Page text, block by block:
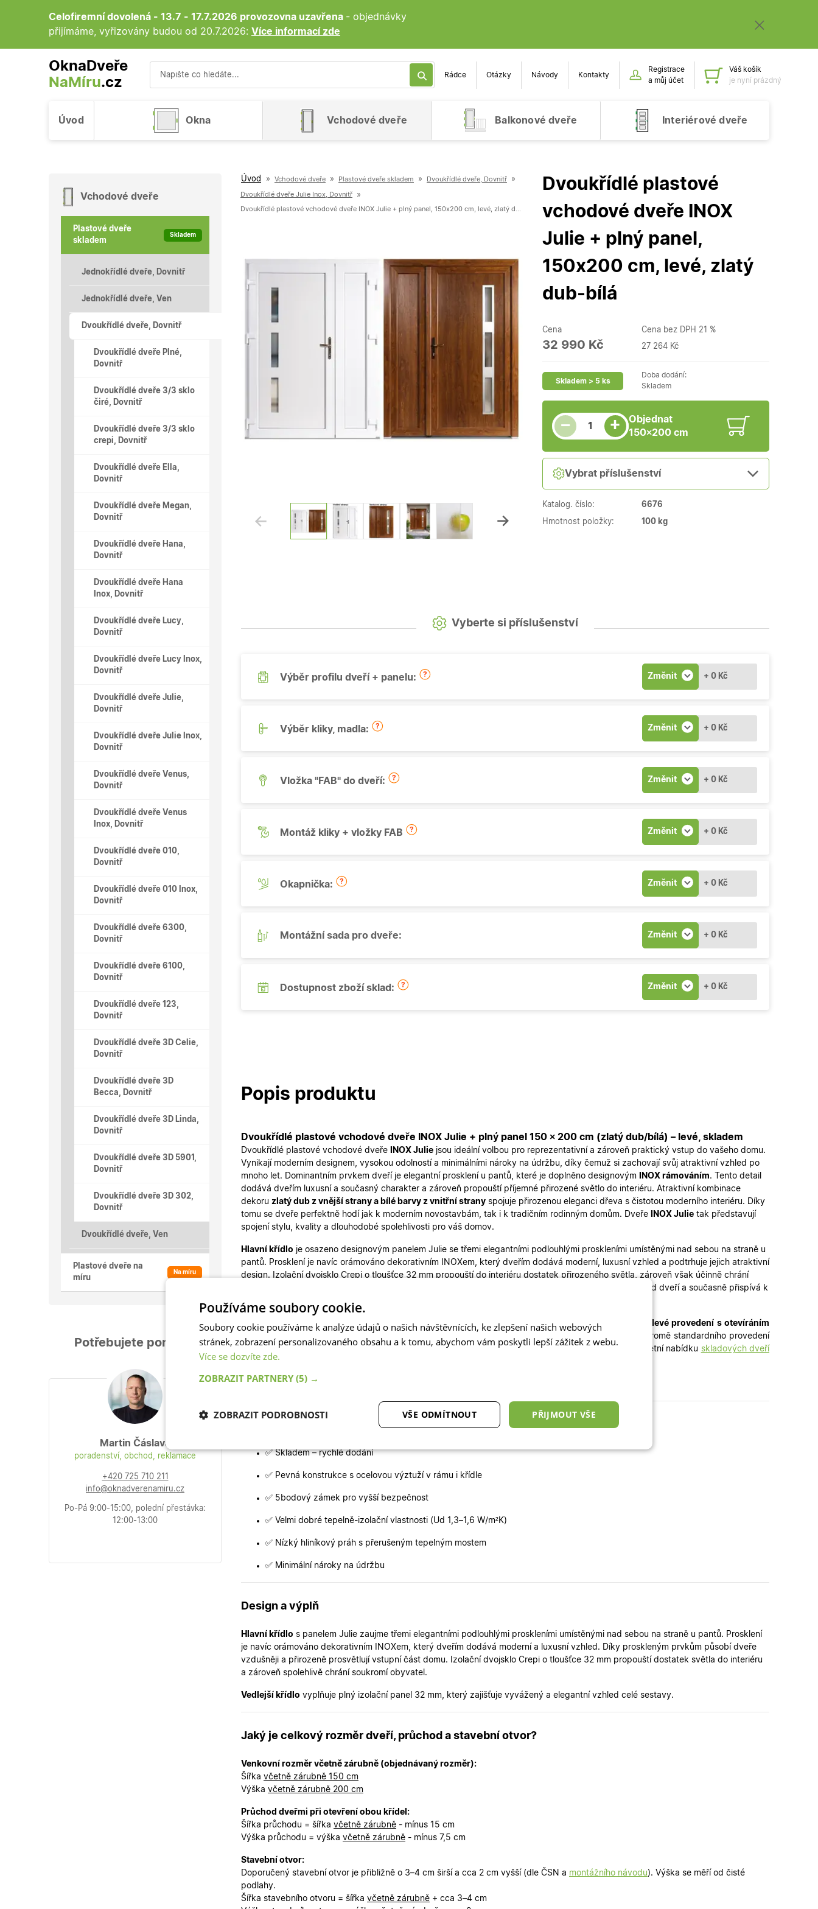
Celofiremní dovolená - 13.7 - 17.7.2026 provozovna uzavřena - objednávky
přijímáme, vyřizovány budou od 20.7.2026: Více informací zde
OknaDveře
NaMíru.cz
Rádce Otázky Návody Kontakty
Registrace
a můj účet
Obsah
Váš košík
je nyní prázdný
Úvod Okna Vchodové dveře Balkonové dveře Interiérové dveře
Úvod » Vchodové dveře » Plastové dveře skladem » Dvoukřídlé dveře, Dovnitř »
Dvoukřídlé dveře Julie Inox, Dovnitř »
Dvoukřídlé plastové
vchodové dveře INOX
Julie + plný panel,
150x200 cm, levé, zlatý
dub-bílá
Cena
32 990 Kč
Cena bez DPH 21 %
27 264 Kč
Skladem > 5 ks
Doba dodání:
Skladem
−
Snížit množství
Počet kusů +
Zvýšit množství
Objednat
150×200 cm
Vybrat příslušenství
Katalog. číslo: 6676
Hmotnost položky: 100 kg
Vyberte si příslušenství
Výběr profilu dveří + panelu: Změnit + 0 Kč
Výběr kliky, madla: Změnit + 0 Kč
Vložka "FAB" do dveří: Změnit + 0 Kč
Montáž kliky + vložky FAB Změnit + 0 Kč
Okapnička: Změnit + 0 Kč
Montážní sada pro dveře: Změnit + 0 Kč
Dostupnost zboží sklad: Změnit + 0 Kč
Popis produktu
Dvoukřídlé plastové vchodové dveře INOX Julie + plný panel 150 × 200 cm (zlatý dub/bílá) – levé, skladem
Dvoukřídlé plastové vchodové dveře INOX Julie jsou ideální volbou pro reprezentativní a zároveň praktický vstup do vašeho domu.
Vynikají moderním designem, vysokou odolností a minimálními nároky na údržbu, díky čemuž si zachovají svůj atraktivní vzhled po
mnoho let. Dominantním prvkem dveří je elegantní prosklení u pantů, které je doplněno designovým
INOX rámováním. Tento detail
dodává dveřím luxusní a současný charakter a zároveň propouští příjemné přirozené světlo do interiéru. Atraktivní kombinace
dekoru zlatý dub z vnější strany a bílé barvy z vnitřní strany spojuje přirozenou eleganci dřeva s čistotou moderního interiéru. Díky
tomu se dveře perfektně hodí jak k moderním novostavbám, tak i k tradičním rodinným domům. Dveře
INOX Julie tak představují
spojení stylu, kvality a dlouhodobé spolehlivosti pro váš domov.
Hlavní křídlo je osazeno designovým panelem Julie se třemi elegantními podlouhlými proskleními umístěnými nad sebou na straně u
pantů. Prosklení je navíc orámováno dekorativním INOXem, který dveřím dodává moderní, luxusní vzhled a podtrhuje jejich atraktivní
design. Izolační dvojsklo Crepi o tloušťce 32 mm propouští do interiéru dostatek přirozeného světla, zároveň však účinně chrání
s plnou výplní celek vizuálně vyvažuje, podtrhuje čistý a elegantní vzhled dveří a současně přispívá k
jejich výborným tepelněizolačním vlastnostem.
Rozměr dveří je 150x200 cm (včetně zárubně)s dělením křídel 100 0 mm + 500 mm . Jedná se o
levé provedení s otevíráním
dovnitř
. Díky skladové dostupnosti jsou dveře připraveny k rychlému dodání bez dlouhého čekání. Kromě standardního provedení
nabízíme skladem také variantu bílá-bílá, další rozměry
dvoukřídlých dveří i – kompletní nabídku skladových dveří
naleznete zde
Dveře máme skladem a jsou připraveny k rychlému dodání.
Proč si vybrat právě tyto dveře?
✅ Skladem – rychlé dodání
✅ Pevná konstrukce s ocelovou výztuží v rámu i křídle
✅ 5bodový zámek pro vyšší bezpečnost
✅ Velmi dobré tepelně-izolační vlastnosti (Ud 1,3–1,6 W/m²K)
✅ Nízký hliníkový práh s přerušeným tepelným mostem
✅ Minimální nároky na údržbu
Design a výplň
Hlavní křídlo s panelem Julie zaujme třemi elegantními podlouhlými proskleními umístěnými nad sebou na straně u pantů. Prosklení
je navíc orámováno dekorativním INOXem, který dveřím dodává moderní a luxusní vzhled. Díky proskleným prvkům působí dveře
vzdušněji a přirozeně prosvětlují vstupní část domu. Izolační dvojsklo Crepi o tloušťce 32 mm propouští dostatek světla do interiéru
a zároveň spolehlivě chrání soukromí obyvatel.
Vedlejší křídlo vyplňuje plný izolační panel 32 mm, který zajišťuje vyvážený a elegantní vzhled celé sestavy.
Jaký je celkový rozměr dveří, průchod a stavební otvor?
Venkovní rozměr včetně zárubně (objednávaný rozměr):
Šířka včetně zárubně 150 cm
Výška včetně zárubně 200 cm
Průchod dveřmi při otevření obou křídel:
Šířka průchodu = šířka včetně zárubně - mínus 15 cm
Výška průchodu = výška včetně zárubně - mínus 7,5 cm
Stavební otvor:
Doporučený stavební otvor je přibližně o 3–4 cm širší a cca 2 cm vyšší (dle ČSN a montážního návodu). Výška se měří od čisté
podlahy.
Šířka stavebního otvoru = šířka včetně zárubně + cca 3–4 cm
Vchodové dveře
Plastové dveře
skladem
Skladem
Jednokřídlé dveře, Dovnitř
Jednokřídlé dveře, Ven
Dvoukřídlé dveře, Dovnitř
Dvoukřídlé dveře Plné,
Dovnitř
Dvoukřídlé dveře 3/3 sklo
čiré, Dovnitř
Dvoukřídlé dveře 3/3 sklo
crepi, Dovnitř
Dvoukřídlé dveře Ella,
Dovnitř
Dvoukřídlé dveře Megan,
Dovnitř
Dvoukřídlé dveře Hana,
Dovnitř
Dvoukřídlé dveře Hana
Inox, Dovnitř
Dvoukřídlé dveře Lucy,
Dovnitř
Dvoukřídlé dveře Lucy Inox,
Dovnitř
Dvoukřídlé dveře Julie,
Dovnitř
Dvoukřídlé dveře Julie Inox,
Dovnitř
Dvoukřídlé dveře Venus,
Dovnitř
Dvoukřídlé dveře Venus
Inox, Dovnitř
Dvoukřídlé dveře 010,
Dovnitř
Dvoukřídlé dveře 010 Inox,
Dovnitř
Dvoukřídlé dveře 6300,
Dovnitř
Dvoukřídlé dveře 6100,
Dovnitř
Dvoukřídlé dveře 123,
Dovnitř
Dvoukřídlé dveře 3D Celie,
Dovnitř
Dvoukřídlé dveře 3D
Becca, Dovnitř
Dvoukřídlé dveře 3D Linda,
Dovnitř
Dvoukřídlé dveře 3D 5901,
Dovnitř
Dvoukřídlé dveře 3D 302,
Dovnitř
Dvoukřídlé dveře, Ven
Plastové dveře na
míru
Na míru
Potřebujete poradit?
Martin Čáslava
poradenství, obchod, reklamace
+420 725 710 211
info@oknadverenamiru.cz
Po-Pá 9:00-15:00, polední přestávka:
12:00-13:00
Používáme soubory cookie.
Soubory cookie používáme k analýze údajů o našich návštěvnících, ke zlepšení našich webových
stránek, zobrazení personalizovaného obsahu a k tomu, abychom vám poskytli lepší zážitek z webu.
Více se dozvíte zde.
ZOBRAZIT PARTNERY (5) →
PŘIJMOUT VŠE
VŠE ODMÍTNOUT
ZOBRAZIT PODROBNOSTI
Nezbytně nutné
Analytické cookies
Marketingové
Funkční cookies
Nezbytně nutné cookies Analytické cookies Marketingové cookies
Nezbytně nutné soubory cookie umožňují základní funkce webových stránek, jako je přihlášení uživatele a správa účtu. Webové
Doména
týdny
2 dny
přístup k webové stránce, aby sledovala používání a zlepšila
uživatelskou zkušenost.
X-Inspishop-User-
oknadverenamiru.cz
1
týden
Tento soubor cookie slouží k zobrazení specifické verze stránky a
zajišťuje konzistentní uživatelský zážitek.
.heureka.cz
minut
sekund
je pro web přínosné, aby bylo možné podávat platné zprávy o
používání jejich webových stránek.
CookieScriptConsent
CookieScript
.oknadverenamiru.cz
měsíců
Tento soubor cookie používá služba Cookie-Script.com k
zapamatování předvoleb souhlasu se soubory cookie návštěvníků.
X-Inspishop-User-
.oknadverenamiru.cz
zákaznické skupiny pro zobrazení správných cen a obsahu.
X-Inspishop-Guest-
.oknadverenamiru.cz 1 měsíc
Tento soubor cookie se používá k uložení obsahu nákupního
košíku pro nepřihlášené uživatele.
Poskytovatel
Poskytovatel Vyprší
Popis